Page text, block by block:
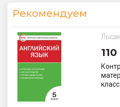
Рекомендуем
110
класс